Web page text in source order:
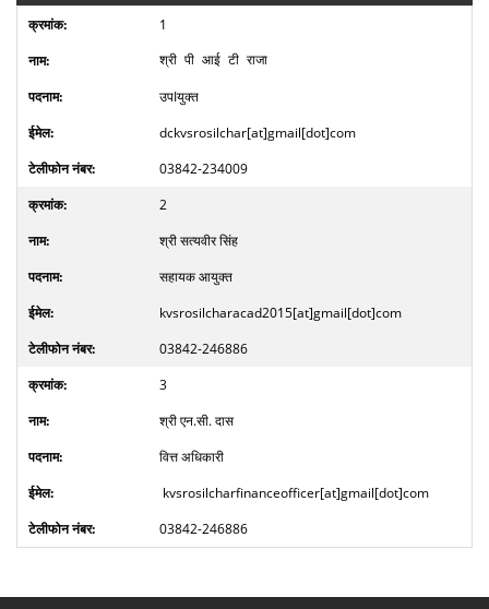
1
श्री पी आई टी राजा
उपIयुक्त
dckvsrosilchar[at]gmail[dot]com
03842-234009
2
श्रीसत्यवीर सिंह
सहायक आयुक्त
kvsrosilcharacad2015[at]gmail[dot]com
03842-246886
3
श्रीएन.सी. दास
वित्त अधिकारी
kvsrosilcharfinanceofficer[at]gmail[dot]com
03842-246886